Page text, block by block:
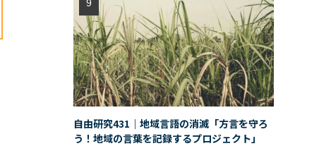
自由研究431｜地域言語の消滅「方言を守ろ
う！地域の言葉を記録するプロジェクト」